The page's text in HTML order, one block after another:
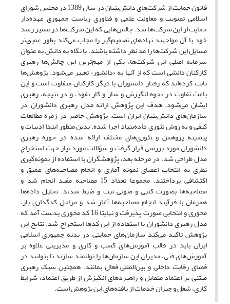
قانون حمایت از شرکت‌های دانش‌بنیان در سال 1389 در مجلس شورای
اسلامی تصویب و معاونت علمی و فناوری ریاست جمهوری عهده‌دار
حمایت از این شرکت‌ها شد. چالش‌هایی که این شرکت‌ها در مسیر رشد
خود با آن مواجهند نهادهای تصمیم‌گیر را مجاب می‌کند بطور عمیق‌تر
مسایل این شرکت‌ها را مد نظر داشته باشند. با نگاه به دانش به عنوان
سرمایه اصلی این شرکت‌ها، یکی از مهم‌ترین این چالش‌ها رهبری
کارکنان دانشی است که از آنها به «دانشور» تعبیر می‌شود. پژوهش‌ها
ثابت کرده‌اند که رفتار دانشوران با دیگر کارکنان متفاوت است و این
باعث تفاوت در نحوه انگیزش و ساز و کار نفوذ، و در نتیجه، رهبری
ایشان می‌شود. هدف این پژوهش ارائه مدل رهبری دانشوران در
سازمان‌های دانش‌بنیان ایران است. پژوهش حاضر در زمره مطالعات
کیفی و به روش تئوری داده‌بنیاد اجرا شده. بدین منظور ابتدا ادبیات و
پیشینه پژوهش و تئوری‌های مختلف ارائه شده در حوزه رهبری
دانشوران مورد بررسی قرار گرفت و سؤالات مورد نیاز جهت استخراج
مدل طراحی شد. در مرحله بعد، پژوهشگران با استفاده از نمونه‌گیری
نظری به انتخاب اعضای نمونه آماری و انجام مصاحبه‌های عمیق و
اکتشافی پرداختند. مجموعا تعداد 15 مصاحبه مفید انجام شد و
مصاحبه‌ها بصورت کتبی و صوتی ثبت و ضبط شدند. تحلیل داده‌ها
همزمان با فرآیند انجام مصاحبه‌ها آغاز شد و مراحل کدگذاری باز،
محوری و انتخابی صورت پذیرفت و نهایتا 16 کد محوری بدست آمد که
مدل رهبری دانشوران با استفاده از این کدها استخراج شد. نتایج این
پژوهش تاکید می‌کند سازمان‌های حمایتی در بدنه جمهوری اسلامی
ایران باید در قالب آموزش‌های کسب و کاری و مدیریتی علاوه بر
آموزش‌های فنی، مدیران این سازمان‌ها را توانمند سازند تا بتوانند در
فضای رقابت داخلی و بین‌المللی فعال بمانند. همچنین سبک رهبری
مبتنی بر اعتماد متقابل و راهبردهای انگیزش از طریق اعتماد، شرایط
کاری، شغل و جبران خدمات از یافته‌های این پژوهش است.